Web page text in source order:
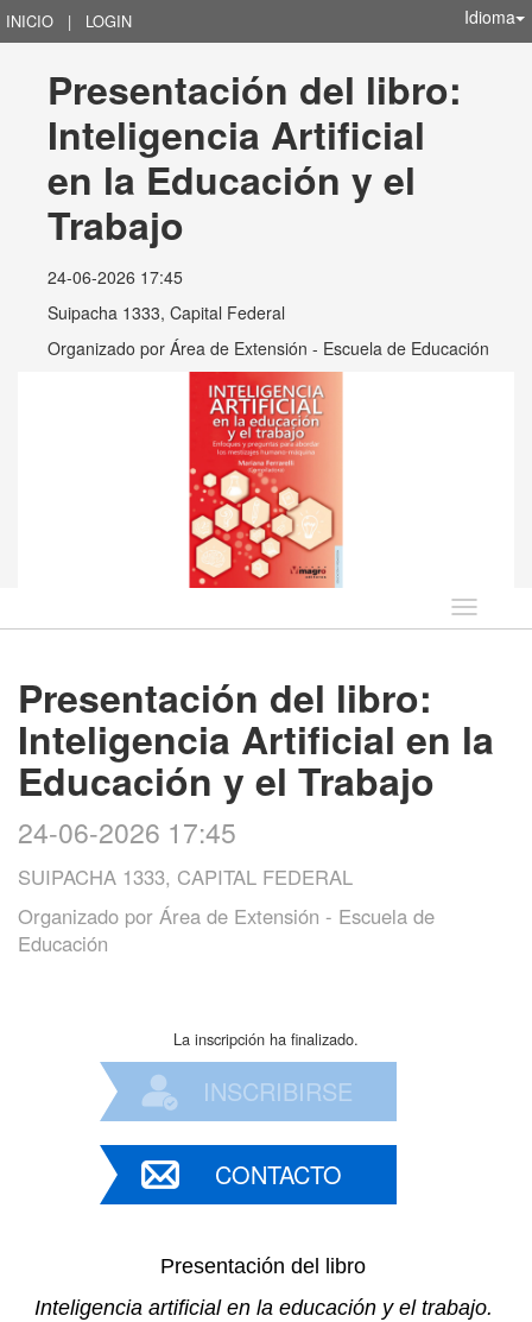
INICIO | LOGIN Idioma
Presentación del libro:
Inteligencia Artificial
en la Educación y el
Trabajo
24-06-2026 17:45
Suipacha 1333, Capital Federal
Organizado por Área de Extensión - Escuela de Educación
Idioma
Presentación del libro:
Inteligencia Artificial en la
Educación y el Trabajo
24-06-2026 17:45
SUIPACHA 1333, CAPITAL FEDERAL
Organizado por Área de Extensión - Escuela de
Educación
La inscripción ha finalizado.
INSCRIBIRSE
CONTACTO
Presentación del libro
Inteligencia artificial en la educación y el trabajo.